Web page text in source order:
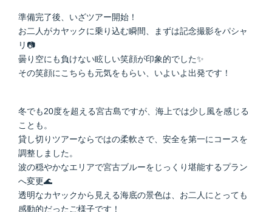
準備完了後、いざツアー開始！
お二人がカヤックに乗り込む瞬間、まずは記念撮影をパシャ
リ📷
曇り空にも負けない眩しい笑顔が印象的でした✨
その笑顔にこちらも元気をもらい、いよいよ出発です！
冬でも20度を超える宮古島ですが、海上では少し風を感じる
ことも。
貸し切りツアーならではの柔軟さで、安全を第一にコースを
調整しました。
波の穏やかなエリアで宮古ブルーをじっくり堪能するプラン
へ変更🌊
透明なカヤックから見える海底の景色は、お二人にとっても
感動的だったご様子です！